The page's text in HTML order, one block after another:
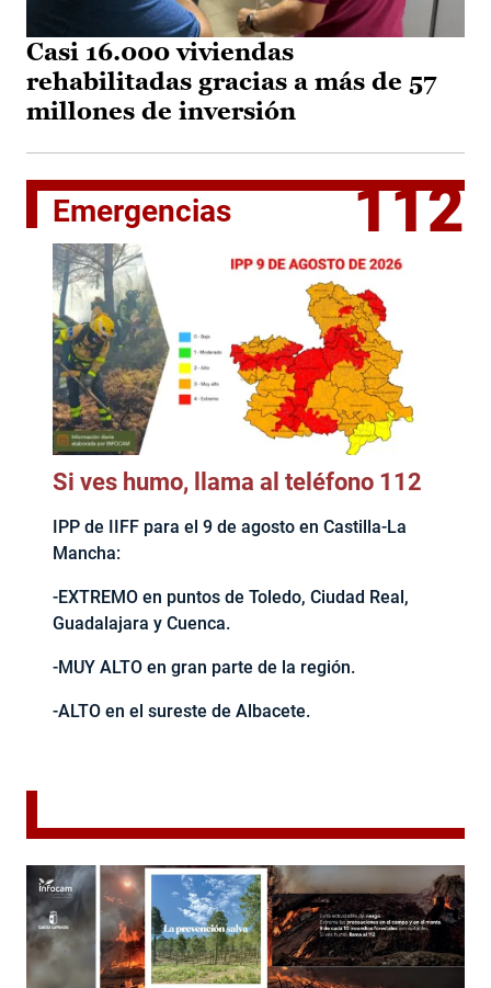
Casi 16.000 viviendas
rehabilitadas gracias a más de 57
millones de inversión
Emergencias 112
Si ves humo, llama al teléfono 112
IPP de IIFF para el 9 de agosto en Castilla-La
Mancha:
-EXTREMO en puntos de Toledo, Ciudad Real,
Guadalajara y Cuenca.
-MUY ALTO en gran parte de la región.
-ALTO en el sureste de Albacete.